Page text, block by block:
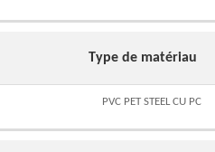
Type de matériau
PVC PET STEEL CU PC